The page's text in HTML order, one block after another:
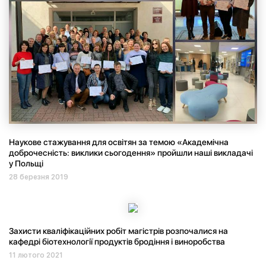
Наукове стажування для освітян за темою «Академічна
доброчесність: виклики сьогодення» пройшли наші викладачі
у Польщі
28 березня 2019
Захисти кваліфікаційних робіт магістрів розпочалися на
кафедрі біотехнології продуктів бродіння і виноробства
11 лютого 2021